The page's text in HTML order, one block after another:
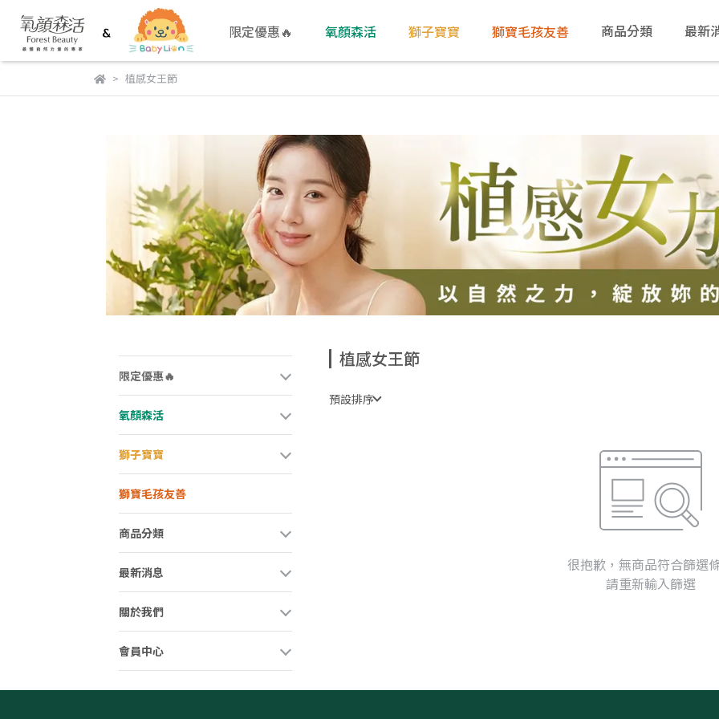
限定優惠🔥 氧顏森活 獅子寶寶 獅寶毛孩友善 商品分類 最新
植感女王節
限定優惠🔥
氧顏森活
獅子寶寶
獅寶毛孩友善
商品分類
最新消息
關於我們
會員中心
植感女王節
預設排序
很抱歉，無商品符合篩選
請重新輸入篩選